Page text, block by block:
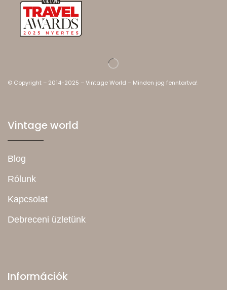
© Copyright – 2014-2025 – Vintage World – Minden jog fenntartva!
Vintage world
Blog
Rólunk
Kapcsolat
Debreceni üzletünk
Információk